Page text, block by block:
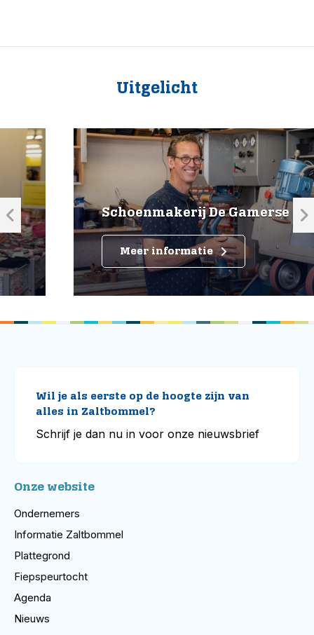
Uitgelicht
Schoenmakerij De Gamerse poort
Meer informatie
Wil je als eerste op de hoogte zijn van
alles in Zaltbommel?
Schrijf je dan nu in voor onze nieuwsbrief
Onze website
Ondernemers
Informatie Zaltbommel
Plattegrond
Fiepspeurtocht
Agenda
Nieuws